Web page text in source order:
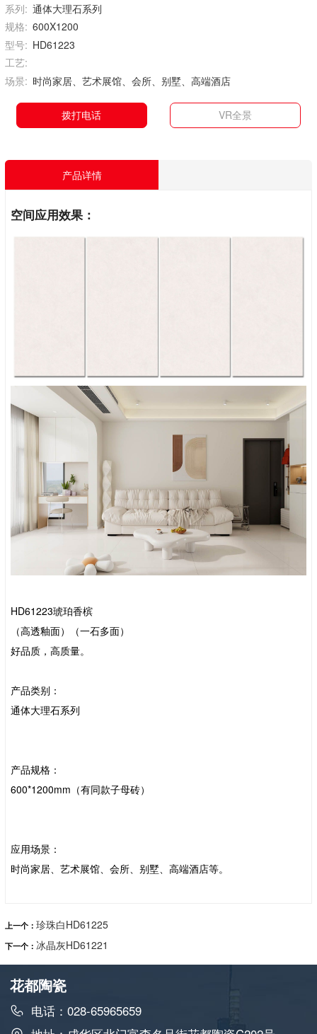
系列: 通体大理石系列
规格: 600X1200
型号: HD61223
工艺:
场景: 时尚家居、艺术展馆、会所、别墅、高端酒店
拨打电话 VR全景
产品详情
空间应用效果：
HD61223琥珀香槟
（高透釉面）（一石多面）
好品质，高质量。
产品类别：
通体大理石系列
产品规格：
600*1200mm（有同款子母砖）
应用场景：
时尚家居、艺术展馆、会所、别墅、高端酒店等。
上一个： 珍珠白HD61225
下一个： 冰晶灰HD61221
花都陶瓷
电话：028-65965659